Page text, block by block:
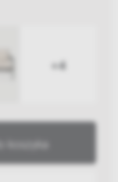
+4
koszyka